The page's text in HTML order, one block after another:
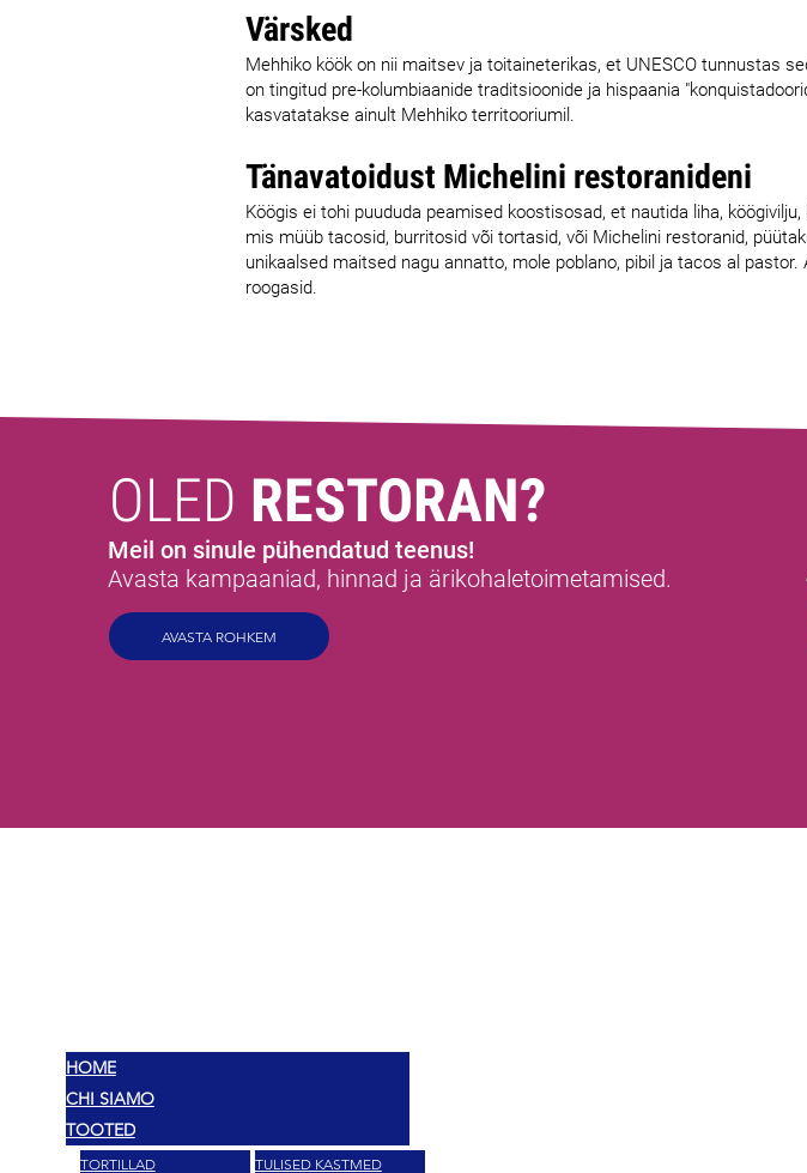
Värsked
Mehhiko köök on nii maitsev ja toitaineterikas, et UNESCO tunnustas
on tingitud pre-kolumbiaanide traditsioonide ja hispaania
kasvatatakse ainult Mehhiko territooriumil.
Tänavatoidust Michelini restoranideni
Köögis ei tohi puududa peamised koostisosad, et nautida liha,
mis müüb tacosid, burritosid või tortasid, või Michelini restoranid,
unikaalsed maitsed nagu annatto, mole poblano, pibil ja tacos al
roogasid.
OLED RESTORAN?
Meil on sinule pühendatud teenus!
Avasta kampaaniad, hinnad ja ärikohaletoimetamised.
AVASTA ROHKEM
HOME
CHI SIAMO
TOOTED
TORTILLAD TULISED KASTMED